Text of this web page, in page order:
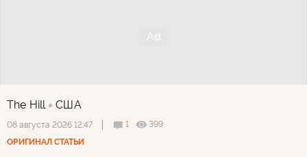
The Hill США
08 августа 2026 12:47 1
399
ОРИГИНАЛ СТАТЬИ